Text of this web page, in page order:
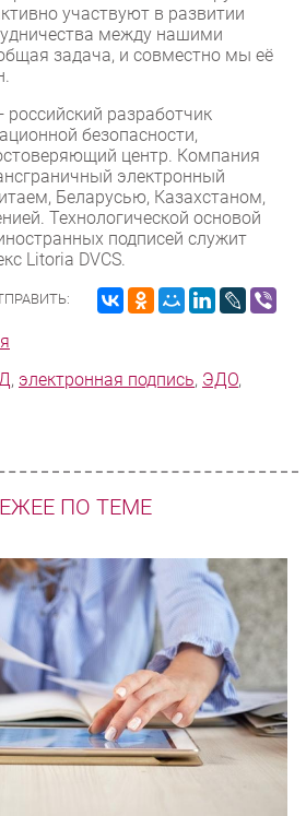
участвуют в развитии
между нашими
задача, и совместно мы её
разработчик
безопасности,
центр. Компания
электронный
Беларусью, Казахстаном,
Технологической основой
подписей служит
Litoria DVCS.
, электронная подпись, ЭДО,
ПО ТЕМЕ